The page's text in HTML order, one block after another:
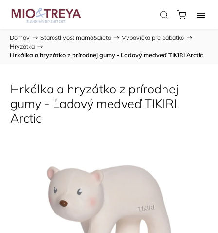
Domov / Starostlivosť mama&dieťa / Výbavička pre bábätko /
Hryzátka /
Hrkálka a hryzátko z prírodnej gumy - Ľadový medveď TIKIRI Arctic
Hrkálka a hryzátko z prírodnej
gumy - Ľadový medveď TIKIRI
Arctic